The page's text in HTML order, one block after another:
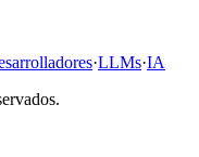
·LLMs·IA